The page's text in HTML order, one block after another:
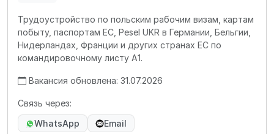
Трудоустройство по польским рабочим визам, картам
побыту, паспортам ЕС, Pesel UKR в Германии, Бельгии,
Нидерландах, Франции и других странах ЕС по
командировочному листу А1.
Вакансия обновлена: 31.07.2026
Связь через:
WhatsApp
Email